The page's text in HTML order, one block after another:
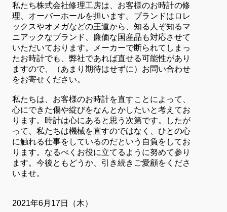
私たち株式会社修理工房は、お客様のお時計の修
理、オーバーホールを担います。ブランドはロレ
ックスやオメガなどの王道から、知る人ぞ知るマ
ニアックなブランド、廉価な国産品も対応させて
いただいております。メーカーで断られてしまっ
たお時計でも、弊社であれば直せる可能性があり
ますので、（あまり期待はせずに）お問い合わせ
をお寄せください。
私たちは、お客様のお時計を直すことによって、
心にできた傷や綻びをなんとかしたいと考えてお
ります。時計は心にあると思う次第です。したが
って、私たちは機械を直すのではなく、ひとの心
に触れる仕事をしているのだという自負をしてお
ります。なるべくお役に立てるように努めて参り
ます。今後ともどうか、引き続きご愛顧をくださ
いませ。
2021年6月17日（木）